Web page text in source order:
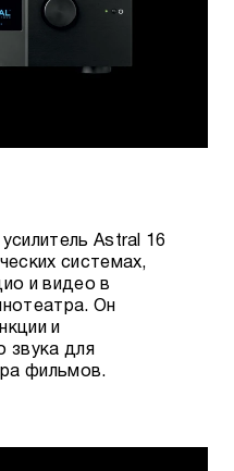
Astral 16
системах,
и видео в
Он
и
звука для
фильмов.